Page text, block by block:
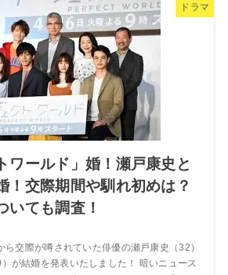
ドラマ
ワールド」婚！瀬戸康史と
！交際期間や馴れ初めは？
いても調査！
交際が噂されていた俳優の瀬戸康史（32）
が結婚を発表いたしました！ 暗いニュース